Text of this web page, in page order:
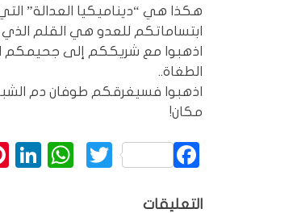
هكذا هي “ديناميكيا العدالة”
ابتساماتكم للعدو هي القلم
اذهبوا مع شريككم إلى جحيمكم
الطغاة..
اذهبوا فسيغرقكم طوفان دم
مكان!
Facebook
التعليقات